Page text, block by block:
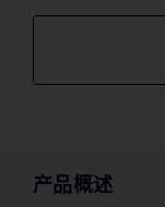
产品概述